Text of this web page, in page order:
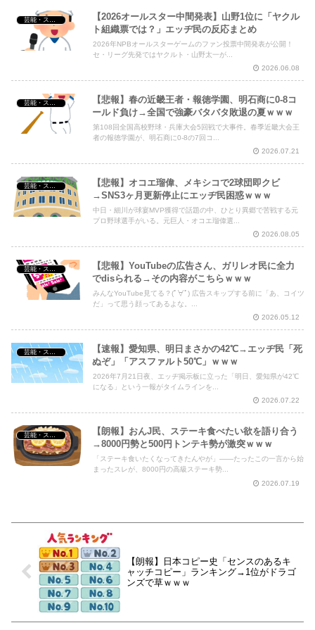
芸能・スポーツ・Youtuber
【2026オールスター中間発表】山野1位に「ヤクル
ト組織票では？」エッヂ民の反応まとめ
2026年NPBオールスターゲームのファン投票中間発表が公開！
セ・リーグ先発ではヤクルト・山野太一が...
2026.06.08
【悲報】春の近畿王者・報徳学園、明石商に0-8コ
ールド負け→全国で強豪バタバタ敗退の夏ｗｗｗ
第108回全国高校野球・兵庫大会5回戦で大事件。春季近畿大会王
者の報徳学園が、明石商に0-8の7回コ...
2026.07.21
【悲報】オコエ瑠偉、メキシコで2球団即クビ
→SNS3ヶ月更新停止にエッヂ民困惑ｗｗｗ
中日・細川が球宴MVP獲得で話題の中、ひとり異郷で苦戦する元
プロ野球選手がいる。元巨人・オコエ瑠偉選...
2026.08.05
【悲報】YouTubeの広告さん、ガリレオ民に全力
でdisられる→その内容がこちらｗｗｗ
みんなYouTube見てる？(ﾟ∀ﾟ) 広告スキップする前に「あ、コイツ
だ」って思う顔ってあるよな。...
2026.05.12
【速報】愛知県、明日まさかの42℃→エッヂ民「死
ぬぞ」「アスファルト50℃」ｗｗｗ
2026年7月21日夜、エッヂ掲示板に立った「明日、愛知県が42℃
になる」という一報がタイムラインを...
2026.07.22
【朗報】おんJ民、ステーキ食べたい欲を語り合う
→8000円勢と500円トンテキ勢が激突ｗｗｗ
「ステーキ食いたくなってきたんやが」――たったこの一言から始
まったスレが、8000円の高級ステーキ勢...
2026.07.19
【朗報】日本コピー史「センスのあるキ
ャッチコピー」ランキング→1位がドラゴ
ンズで草ｗｗｗ